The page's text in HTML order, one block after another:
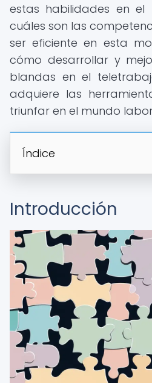
estas habilidades en el
cuáles son las
ser eficiente en esta
cómo desarrollar y
blandas en el
adquiere las
triunfar en el mundo
Índice
Introducción